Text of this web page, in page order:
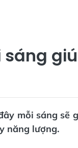
sáng
mỗi sáng sẽ
năng lượng.